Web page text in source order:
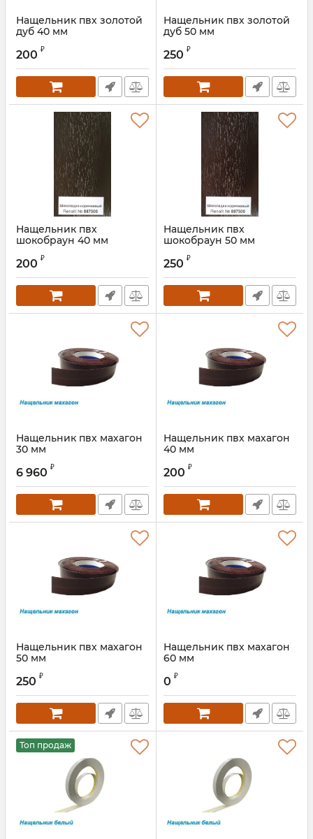
Нащельник пвх золотой
дуб 40 мм
Артикул:
200 ₽
Нащельник пвх золотой
дуб 50 мм
Артикул:
250 ₽
Нащельник пвх
шокобраун 40 мм
Артикул:
200 ₽
Нащельник пвх
шокобраун 50 мм
250 ₽
Нащельник пвх махагон
30 мм
6 960 ₽
Нащельник пвх махагон
40 мм
Артикул:
200 ₽
Нащельник пвх махагон
50 мм
250 ₽
Нащельник пвх махагон
60 мм
0 ₽
Топ продаж